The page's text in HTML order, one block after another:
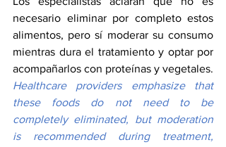
necesario eliminar por completo estos
alimentos, pero sí moderar su consumo
mientras dura el tratamiento y optar por
acompañarlos con proteínas y vegetales.
Healthcare providers emphasize that
these foods do not need to be
completely eliminated, but moderation
is recommended during treatment,